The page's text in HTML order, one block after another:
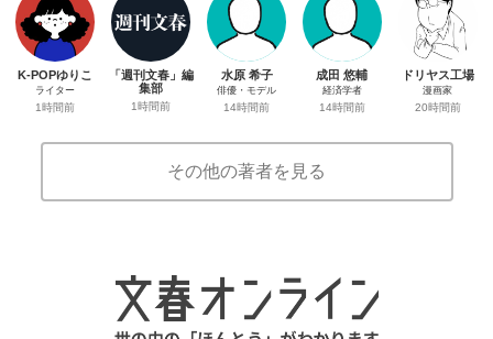
K-POPゆりこ
ライター
1時間前
「週刊文春」編
集部
1時間前
水原 希子
俳優・モデル
14時間前
成田 悠輔
経済学者
14時間前
ドリヤス工場
漫画家
20時間前
その他の著者を見る